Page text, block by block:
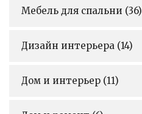
Мебель для спальни (36)
Дизайн интерьера (14)
Дом и интерьер (11)